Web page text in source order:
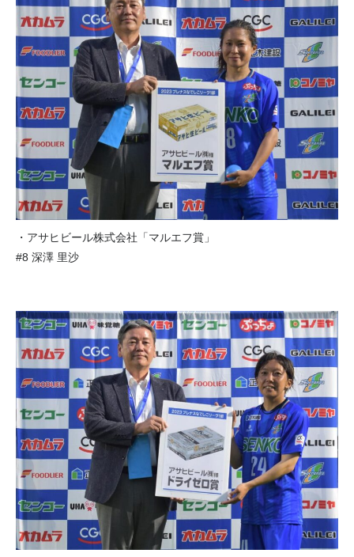
・アサヒビール株式会社「マルエフ賞」
#8 深澤 里沙